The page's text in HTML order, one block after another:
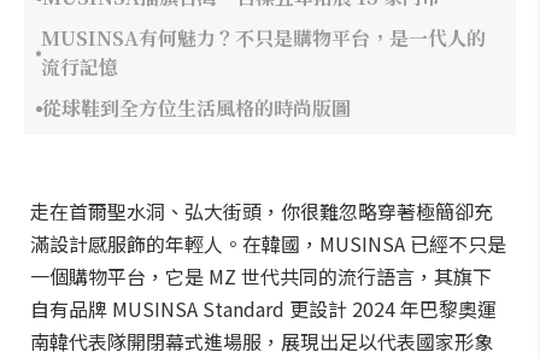
MUSINSA有何魅力？不只是購物平台，是一代人的
流行記憶
從球鞋到全方位生活風格的時尚版圖
走在首爾聖水洞、弘大街頭，你很難忽略穿著極簡卻充
滿設計感服飾的年輕人。在韓國，MUSINSA 已經不只是
一個購物平台，它是 MZ 世代共同的流行語言，其旗下
自有品牌 MUSINSA Standard 更設計 2024 年巴黎奧運
南韓代表隊開閉幕式進場服，展現出足以代表國家形象